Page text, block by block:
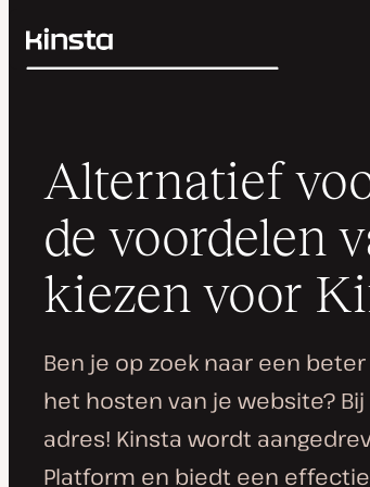
Kinsta®
Bronnen
Contact
Zoeken
Alternatief
de voordelen
kiezen voor
Ben je op zoek naar een
het hosten van je website?
adres! Kinsta wordt
Platform en biedt een